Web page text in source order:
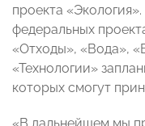
проекта
федеральных
«Отходы», «Вода»,
«Технологии»
которых смогут